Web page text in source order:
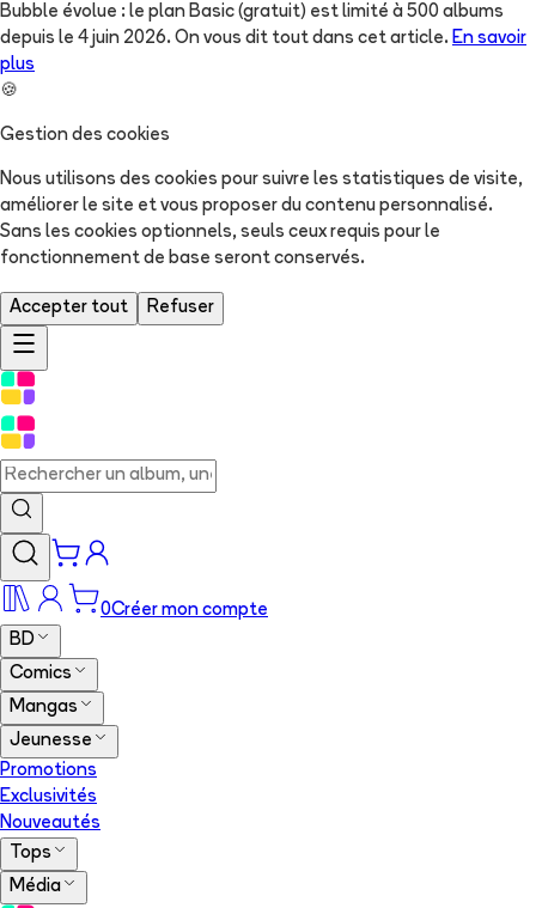
Bubble évolue : le plan Basic (gratuit) est limité à 500 albums
depuis le 4 juin 2026. On vous dit tout dans cet article. En savoir
plus
🍪
Gestion des cookies
Nous utilisons des cookies pour suivre les statistiques de visite,
améliorer le site et vous proposer du contenu personnalisé.
Sans les cookies optionnels, seuls ceux requis pour le
fonctionnement de base seront conservés.
Accepter tout Refuser
0Créer mon compte
BD
Comics
Mangas
Jeunesse
Promotions
Exclusivités
Nouveautés
Tops
Média